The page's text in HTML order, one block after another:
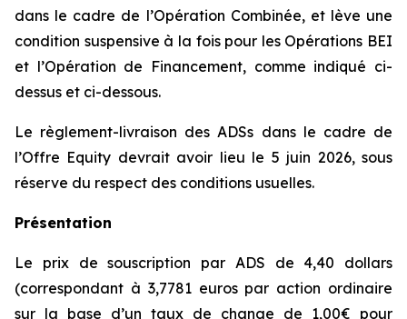
dans le cadre de l’Opération Combinée, et lève une
condition suspensive à la fois pour les Opérations BEI
et l’Opération de Financement, comme indiqué ci-
dessus et ci-dessous.
Le règlement-livraison des ADSs dans le cadre de
l’Offre Equity devrait avoir lieu le 5 juin 2026, sous
réserve du respect des conditions usuelles.
Présentation
Le prix de souscription par ADS de 4,40 dollars
(correspondant à 3,7781 euros par action ordinaire
sur la base d’un taux de change de 1,00€ pour